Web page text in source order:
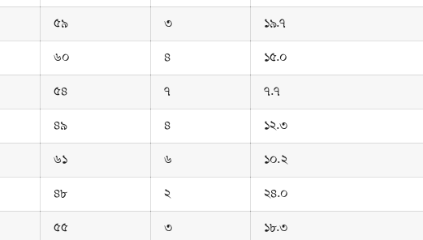
৫৯ ৩
১৯.৭
৬০ ৪
১৫.০
৫৪ ৭
৭.৭
৪৯ ৪
১২.৩
৬১ ৬
১০.২
৪৮ ২
২৪.০
৫৫ ৩
১৮.৩